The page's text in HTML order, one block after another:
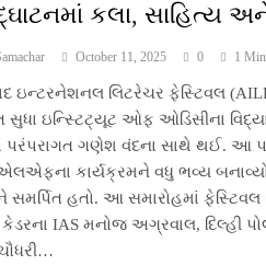
કલા, સાહિત્ય
October 11, 2025 0 1
ઇન્ટરનેશનલ લિટરેચર ફેસ્ટિવલ
ઇન્સ્ટિટ્યૂટ ઓફ ઓડિસીના
પરંપરાગત ગણેશ વંદના સાથે થઈ. આ
કાર્યક્રમને વધુ ભવ્ય
સમર્પિત હતો. આ સમારોહમાં ફેસ્ટિવલ
IAS મનોજ અગ્રવાલ, દિલ્હી